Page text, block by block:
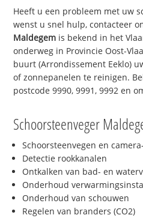
Heeft u een probleem met uw
wenst u snel hulp, contacteer
Maldegem is bekend in het
onderweg in Provincie Oost-
buurt (Arrondissement Eeklo)
of zonnepanelen te reinigen.
postcode 9990, 9991, 9992 en
Schoorsteenveger
Schoorsteenvegen en
Detectie rookkanalen
Ontkalken van bad- en
Onderhoud
Onderhoud van schouwen
Regelen van branders (CO2)